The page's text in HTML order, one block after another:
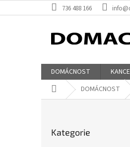
na
736 488 166
DOMÁCNOST
Domů DOMÁCNOST
kategorie
Kategorie